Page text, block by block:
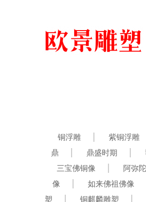
铜浮雕 紫铜浮雕
鼎
鼎盛时期
三宝佛铜像
阿弥
像
如来佛祖佛像
塑
铜麒麟雕塑